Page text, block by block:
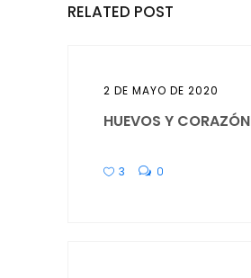
RELATED POST
2 DE MAYO DE 2020
HUEVOS Y CORAZÓN
3 0